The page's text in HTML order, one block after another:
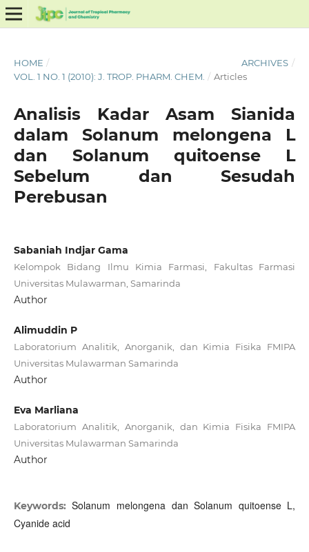
HOME / ARCHIVES /
VOL. 1 NO. 1 (2010): J. TROP. PHARM. CHEM. / Articles
Analisis Kadar Asam Sianida
dalam Solanum melongena L
dan Solanum quitoense L
Sebelum dan Sesudah
Perebusan
Sabaniah Indjar Gama
Kelompok Bidang Ilmu Kimia Farmasi, Fakultas Farmasi
Universitas Mulawarman, Samarinda
Author
Alimuddin P
Laboratorium Analitik, Anorganik, dan Kimia Fisika FMIPA
Universitas Mulawarman Samarinda
Author
Eva Marliana
Laboratorium Analitik, Anorganik, dan Kimia Fisika FMIPA
Universitas Mulawarman Samarinda
Author
Keywords:Solanum melongena dan Solanum quitoense L,
Cyanide acid